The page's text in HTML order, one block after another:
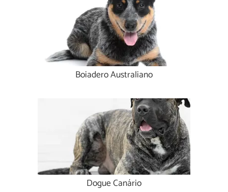
Boiadero Australiano
Dogue Canário